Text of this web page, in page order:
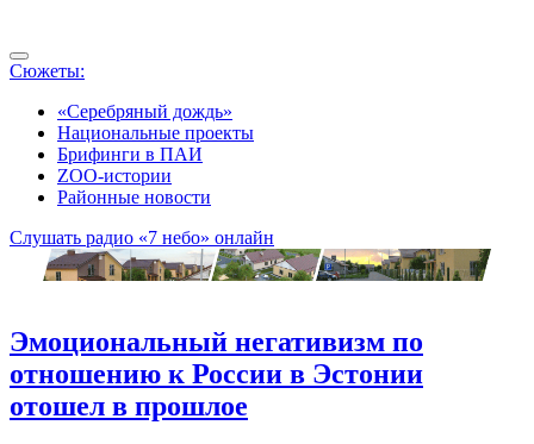
Сюжеты:
«Серебряный дождь»
Национальные проекты
Брифинги в ПАИ
ZOO-истории
Районные новости
Слушать радио «7 небо» онлайн
Эмоциональный негативизм по
отношению к России в Эстонии
отошел в прошлое